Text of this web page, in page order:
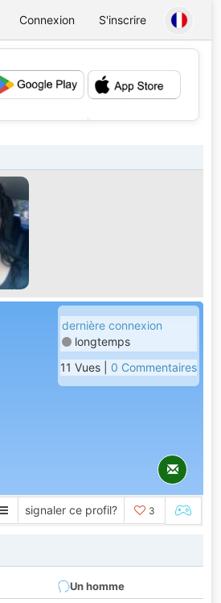
Connexion S'inscrire
dernière connexion
longtemps
11 Vues | 0 Commentaires
signaler ce profil? 3
Un homme